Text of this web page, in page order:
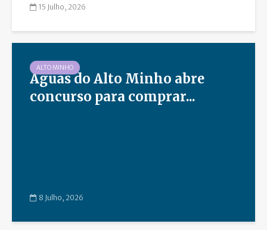
15 Julho, 2026
ALTO MINHO
Águas do Alto Minho abre
concurso para comprar...
8 Julho, 2026